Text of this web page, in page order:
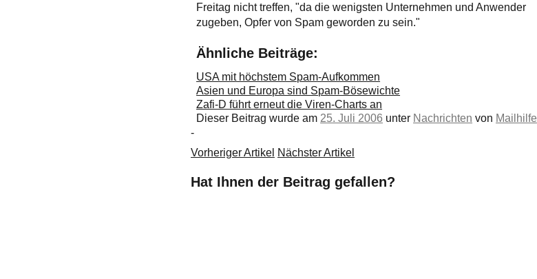
Freitag nicht treffen, "da die wenigsten Unternehmen und Anwender
zugeben, Opfer von Spam geworden zu sein."
Ähnliche Beiträge:
USA mit höchstem Spam-Aufkommen
Asien und Europa sind Spam-Bösewichte
Zafi-D führt erneut die Viren-Charts an
Dieser Beitrag wurde am 25. Juli 2006 unter Nachrichten von Mailhilfe
-
Vorheriger Artikel Nächster Artikel
Hat Ihnen der Beitrag gefallen?